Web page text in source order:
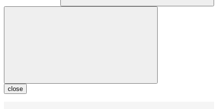
close